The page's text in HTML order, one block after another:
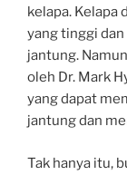
kelapa. Kelapa
yang tinggi
jantung.
oleh Dr. Mark
yang dapat
jantung dan
Tak hanya itu,